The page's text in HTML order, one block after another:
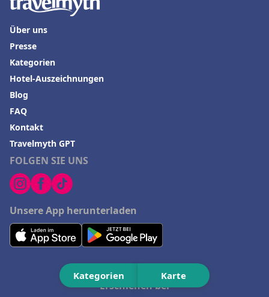
Kategorien Karte
FOLGEN SIE UNS
Unsere App herunterladen
Über uns
Presse
Kategorien
Hotel-Auszeichnungen
Blog
FAQ
Kontakt
Travelmyth GPT
Erschienen bei